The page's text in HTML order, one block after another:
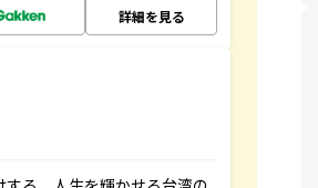
詳細を見る